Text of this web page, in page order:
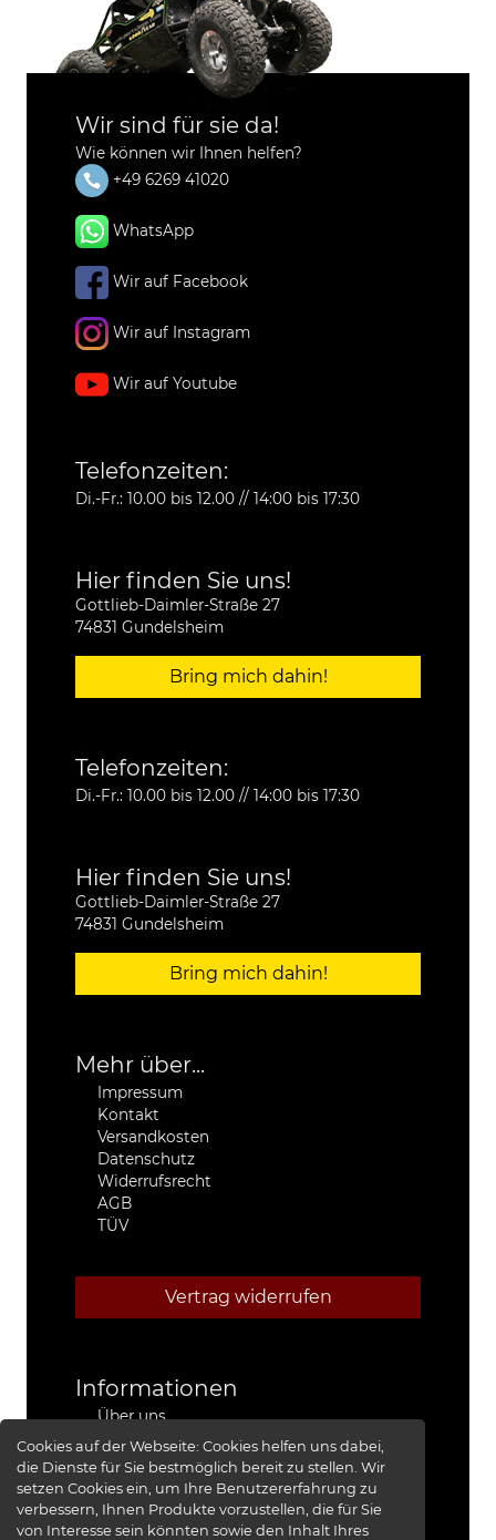
Cookies auf der Webseite:Cookies helfen uns dabei,
die Dienste für Sie bestmöglich bereit zu stellen. Wir
setzen Cookies ein, um Ihre Benutzererfahrung zu
verbessern, Ihnen Produkte vorzustellen, die für Sie
von Interesse sein könnten sowie den Inhalt Ihres
Wir sind für sie da!
Wie können wir Ihnen helfen?
+49 6269 41020
WhatsApp
Wir auf Facebook
Wir auf Instagram
Wir auf Youtube
Telefonzeiten:
Di.-Fr.: 10.00 bis 12.00 // 14:00 bis 17:30
Hier finden Sie uns!
Gottlieb-Daimler-Straße 27
74831 Gundelsheim
Bring mich dahin!
Telefonzeiten:
Di.-Fr.: 10.00 bis 12.00 // 14:00 bis 17:30
Hier finden Sie uns!
Gottlieb-Daimler-Straße 27
74831 Gundelsheim
Bring mich dahin!
Mehr über...
Impressum
Kontakt
Versandkosten
Datenschutz
Widerrufsrecht
AGB
TÜV
Vertrag widerrufen
Informationen
Über uns
Stützpunkthändler
4x4 Kfz-Meister Werkstatt Jeep®
Presse
Red Baron I
Red Baron II